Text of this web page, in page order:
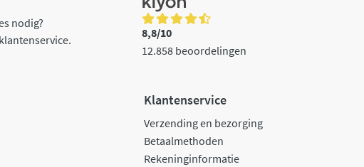
nodig?
8,8/10
12.858 beoordelingen
Klantenservice
Verzending en bezorging
Betaalmethoden
Rekeninginformatie